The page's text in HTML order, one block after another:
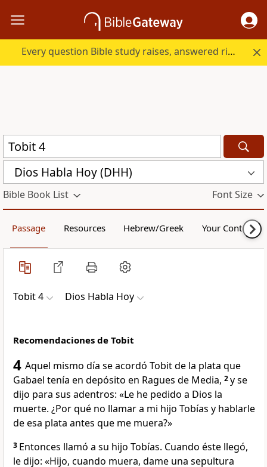
Every question Bible study raises, answered right here.
Dios Habla Hoy (DHH)
Bible Book List Font Size
Passage Resources Hebrew/Greek Your Content
Tobit 4 Dios Habla Hoy
Recomendaciones de Tobit
4 Aquel mismo día se acordó Tobit de la plata que
Gabael tenía en depósito en Ragues de Media, 2y se
dijo para sus adentros: «Le he pedido a Dios la
muerte. ¿Por qué no llamar a mi hijo Tobías y hablarle
de esa plata antes que me muera?»
3 Entonces llamó a su hijo Tobías. Cuando éste llegó,
le dijo: «Hijo, cuando muera, dame una sepultura